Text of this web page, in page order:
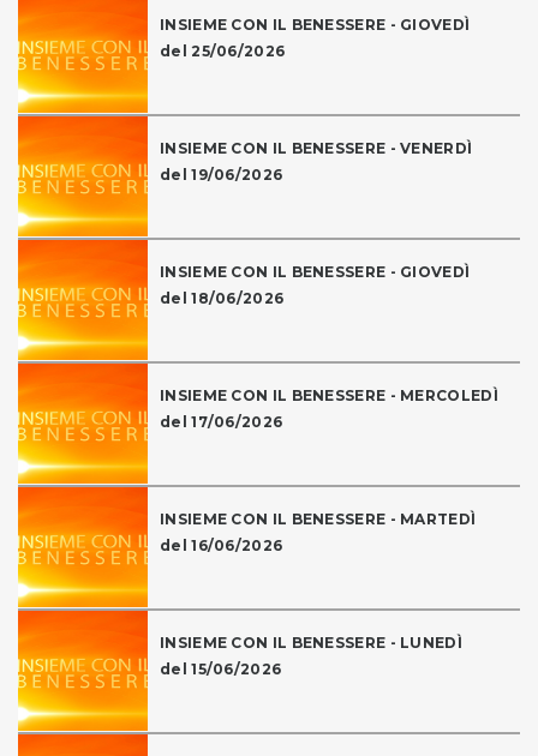
INSIEME CON IL BENESSERE - GIOVEDÌ
del 25/06/2026
INSIEME CON IL BENESSERE - VENERDÌ
del 19/06/2026
INSIEME CON IL BENESSERE - GIOVEDÌ
del 18/06/2026
INSIEME CON IL BENESSERE - MERCOLEDÌ
del 17/06/2026
INSIEME CON IL BENESSERE - MARTEDÌ
del 16/06/2026
INSIEME CON IL BENESSERE - LUNEDÌ
del 15/06/2026